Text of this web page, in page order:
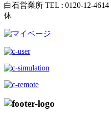
白石営業所 TEL : 0120-12-4614
休